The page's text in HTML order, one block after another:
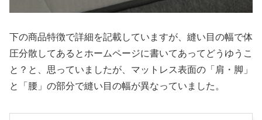
下の商品特徴で詳細を記載していますが、縫い目の幅で体
圧分散してあるとホームページに書いてあってどうゆうこ
と？と、思っていましたが、マットレス表面の「肩・脚」
と「腰」の部分で縫い目の幅が異なっていました。